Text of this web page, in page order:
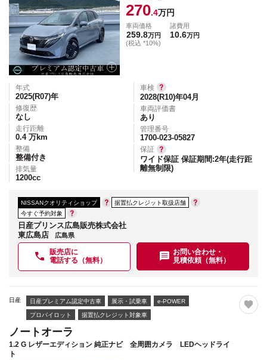
270.4万円
車両価格
259.8万円
(税込 *10%)
諸費用
10.6万円
年式
2025(R07)年
修復歴
なし
走行距離
0.4 万km
整備
整備付き
排気量
1200cc
車検
2028(R10)年04月
車両評価書
あり
管理番号
1700-023-05827
保証
ワイド保証 保証期間:2年(走行距
離無制限)
NISSANクオリティショップ
据置払クレジット取扱店舗
今すぐ予約対象
日産プリンス広島販売株式会社
東広島店
広島県
販売店に
電話する（無料）
お問い合わせ・
見積依頼（無料）
日産 日産プレミアム認定中古車 展示・試乗車 e-POWER
プロパイロット 据置払クレジット対象車
ノートオーラ
1.2 G レザーエディション 純正ナビ 全周囲カメラ LEDヘッドライ
ト